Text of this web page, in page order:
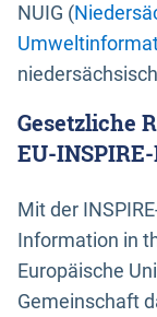
NUIG (
Gesetzliche
EU-
Mit der
Information in
Europäische
Gemeinschaft